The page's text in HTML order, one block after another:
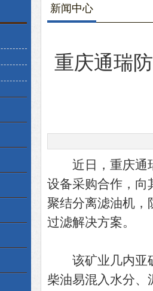
新闻中心
重庆通瑞
近日，重庆通瑞
设备采购合作，向
聚结分离滤油机，
过滤解决方案。
该矿业几内亚矿
柴油易混入水分、